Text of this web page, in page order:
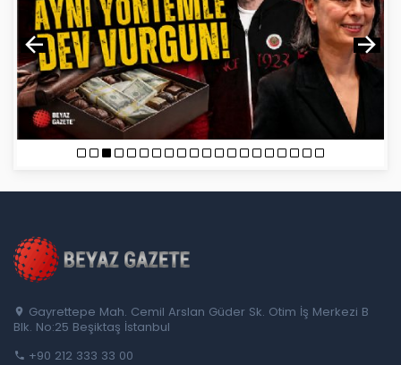
Gayrettepe Mah. Cemil Arslan Güder Sk. Otim İş Merkezi B
Blk. No:25 Beşiktaş İstanbul
+90 212 333 33 00